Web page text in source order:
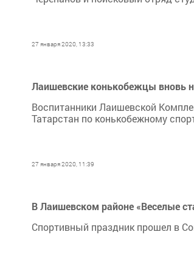
27 января 2020, 13:33
Лаишевские конькобежцы вновь
Воспитанники Лаишевской
Татарстан по конькобежному
27 января 2020, 11:39
В Лаишевском районе «Веселые
Спортивный праздник прошел в